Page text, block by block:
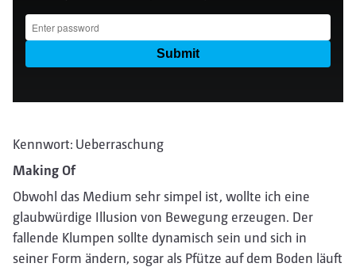
Kennwort: Ueberraschung
Making Of
Obwohl das Medium sehr simpel ist, wollte ich eine
glaubwürdige Illusion von Bewegung erzeugen. Der
fallende Klumpen sollte dynamisch sein und sich in
seiner Form ändern, sogar als Pfütze auf dem Boden läuft